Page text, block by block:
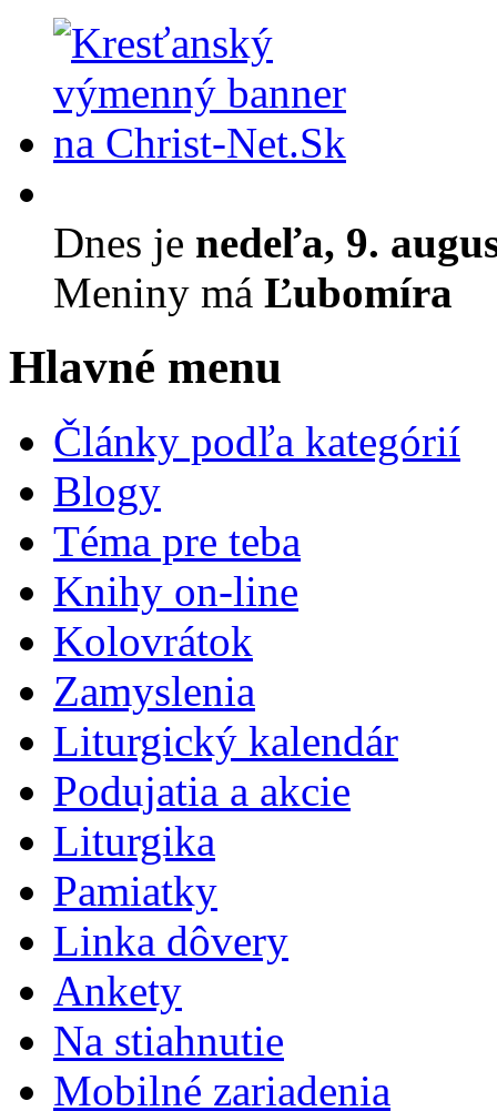
Dnes je nedeľa, 9.
Meniny má Ľubomíra
Hlavné menu
Články podľa kategórií
Blogy
Téma pre teba
Knihy on-line
Kolovrátok
Zamyslenia
Liturgický kalendár
Podujatia a akcie
Liturgika
Pamiatky
Linka dôvery
Ankety
Na stiahnutie
Mobilné zariadenia